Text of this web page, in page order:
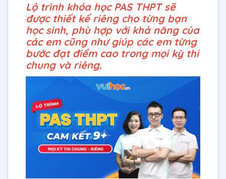
Lộ trình khóa học PAS THPT sẽ
được thiết kế riêng cho từng bạn
học sinh, phù hợp với khả năng của
các em cũng như giúp các em từng
bước đạt điểm cao trong mọi kỳ thi
chung và riêng.